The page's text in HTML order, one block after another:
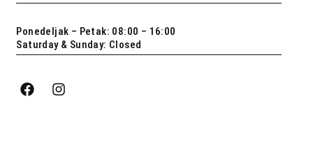
Ponedeljak – Petak: 08:00 – 16:00
Saturday & Sunday: Closed